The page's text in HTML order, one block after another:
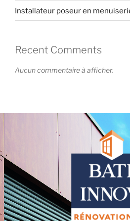
Installateur poseur en
Recent Comments
Aucun commentaire à afficher.